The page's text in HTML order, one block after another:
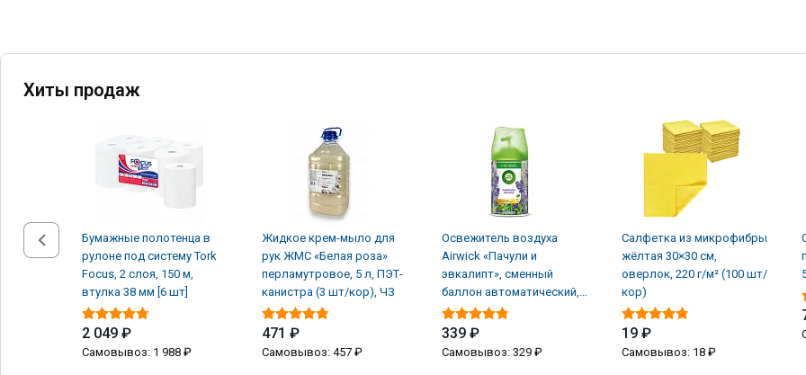
Хиты продаж
Бумажные полотенца в
рулоне под систему Tork
Focus, 2 слоя, 150 м,
втулка 38 мм [6 шт]
2 049 ₽
Самовывоз: 1 988 ₽
Жидкое крем-мыло для
рук ЖМС «Белая роза»
перламутровое, 5 л, ПЭТ-
канистра (3 шт/кор), ЧЗ
471 ₽
Самовывоз: 457 ₽
Освежитель воздуха
Airwick «Пачули и
эвкалипт», сменный
баллон автоматический,
250 мл (6 шт/кор)
339 ₽
Самовывоз: 329 ₽
Салфетка из микрофибры
жёлтая 30×30 см,
оверлок, 220 г/м² (100 шт/
кор)
19 ₽
Самовывоз: 18 ₽